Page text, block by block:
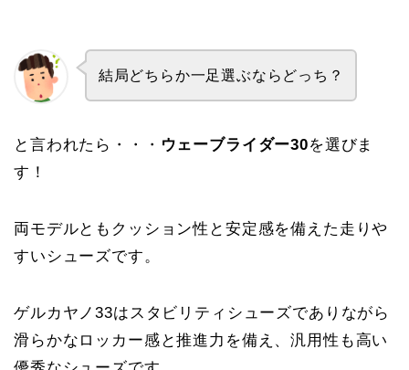
結局どちらか一足選ぶならどっち？
と言われたら・・・ ウェーブライダー30を選びま
す！
両モデルともクッション性と安定感を備えた走りや
すいシューズです。
ゲルカヤノ33はスタビリティシューズでありながら
滑らかなロッカー感と推進力を備え、汎用性も高い